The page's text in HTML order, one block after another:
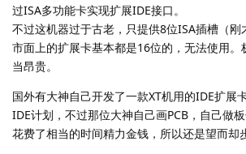
过ISA多功能卡实现扩展IDE接口。
不过这机器过于古老，只提供8位ISA插槽（
市面上的扩展卡基本都是16位的，无法使用。
当昂贵。
国外有大神自己开发了一款XT机用的IDE扩展
IDE计划，不过那位大神自己画PCB，自己做
花费了相当的时间精力金钱，所以还是望而却